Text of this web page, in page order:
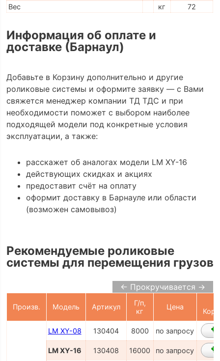
Вес
кг 72
Информация об оплате и
доставке (Барнаул)
Добавьте в Корзину дополнительно и другие
роликовые системы и оформите заявку — с Вами
свяжется менеджер компании ТД ТДС и при
необходимости поможет с выбором наиболее
подходящей модели под конкретные условия
эксплуатации, а также:
расскажет об аналогах модели LM XY-16
действующих скидках и акциях
предоставит счёт на оплату
оформит доставку в Барнауле или области
(возможен самовывоз)
Рекомендуемые роликовые
системы для перемещения грузов
← Прокручивается →
Произв. Модель Артикул
Г/п,
кг
Цена
LM XY-08 130404 8000 по запросу
LM XY-16 130408 16000 по запросу